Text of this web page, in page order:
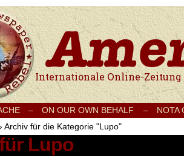
Internationale Onlinezeitung für Frieden,
– ON OUR OWN BEHALF –
NOTA
› Archiv für die Kategorie "Lupo"
Lupo